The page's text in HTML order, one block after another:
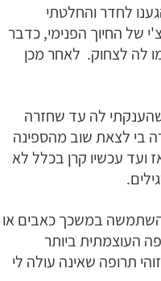
לחדר והחלטתי
של החיוך הפנימי, כדבר
בכף הרגל, אשר גרמו לה לצחוק. לאחר מכן
לה עד שחזרה
בי לצאת שוב מהספינה
ועד עכשיו קרן בכלל לא
השתמשה במשכך כאבים או
העוצמתית ביותר
תרופה שאינה עולה לי